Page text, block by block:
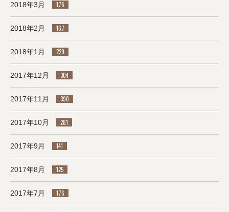
2018年3月 176
2018年2月 167
2018年1月 229
2017年12月 304
2017年11月 390
2017年10月 281
2017年9月 141
2017年8月 125
2017年7月 176